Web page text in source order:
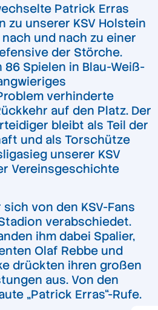
Patrick Erras
zu unserer KSV Holstein
und nach zu einer
der Störche.
Spielen in Blau-Weiß-
verhinderte
auf den Platz. Der
bleibt als Teil der
und als Torschütze
unserer KSV
Vereinsgeschichte
von den KSV-Fans
verabschiedet.
ihm dabei Spalier,
Olaf Rebbe und
drückten ihren großen
aus. Von den
„Patrick Erras“-Rufe.